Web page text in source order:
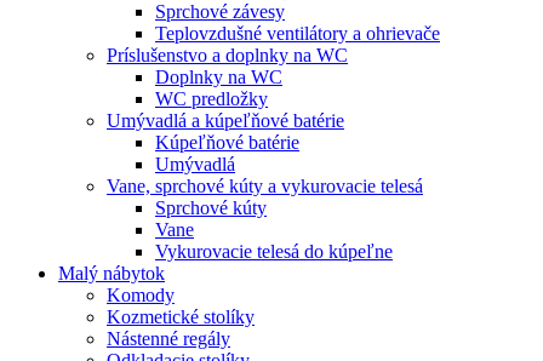
Sprchové závesy
Teplovzdušné ventilátory a ohrievače
Príslušenstvo a doplnky na WC
Doplnky na WC
WC predložky
Umývadlá a kúpeľňové batérie
Kúpeľňové batérie
Umývadlá
Vane, sprchové kúty a vykurovacie telesá
Sprchové kúty
Vane
Vykurovacie telesá do kúpeľne
Malý nábytok
Komody
Kozmetické stolíky
Nástenné regály